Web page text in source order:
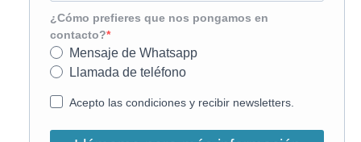
¿Cómo prefieres que nos pongamos en
contacto?
Mensaje de Whatsapp
Llamada de teléfono
Acepto las condiciones y recibir newsletters.